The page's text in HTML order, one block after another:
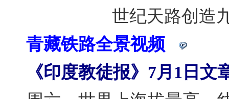
世纪天路创造
青藏铁路全景视频
《印度教徒报》7月1日